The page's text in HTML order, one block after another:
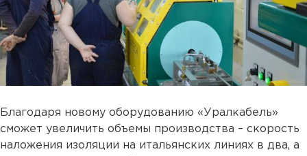
Благодаря новому оборудованию «Уралкабель»
сможет увеличить объемы производства – скорость
наложения изоляции на итальянских линиях в два, а